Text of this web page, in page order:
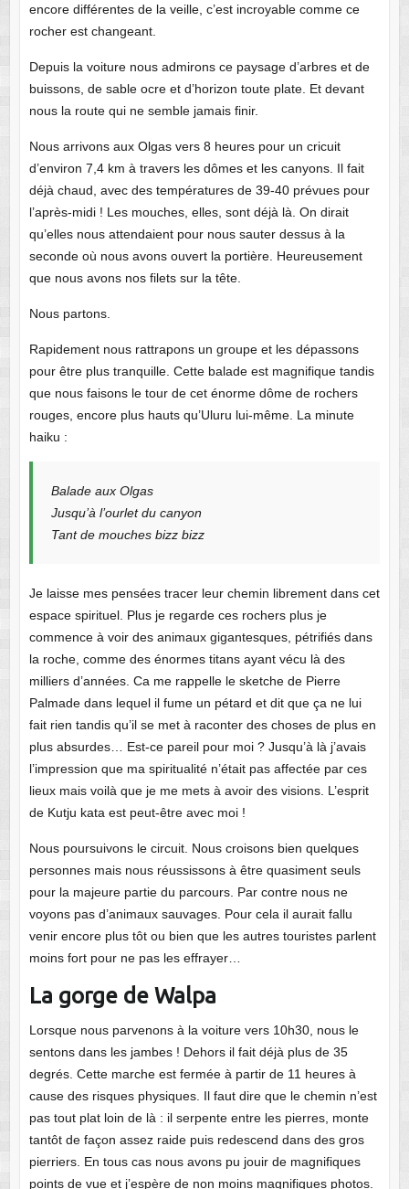
encore différentes de la veille, c’est incroyable comme ce
rocher est changeant.
Depuis la voiture nous admirons ce paysage d’arbres et de
buissons, de sable ocre et d’horizon toute plate. Et devant
nous la route qui ne semble jamais finir.
Nous arrivons aux Olgas vers 8 heures pour un cricuit
d’environ 7,4 km à travers les dômes et les canyons. Il fait
déjà chaud, avec des températures de 39-40 prévues pour
l’après-midi ! Les mouches, elles, sont déjà là. On dirait
qu’elles nous attendaient pour nous sauter dessus à la
seconde où nous avons ouvert la portière. Heureusement
que nous avons nos filets sur la tête.
Nous partons.
Rapidement nous rattrapons un groupe et les dépassons
pour être plus tranquille. Cette balade est magnifique tandis
que nous faisons le tour de cet énorme dôme de rochers
rouges, encore plus hauts qu’Uluru lui-même. La minute
haiku :
Balade aux Olgas
Jusqu’à l’ourlet du canyon
Tant de mouches bizz bizz
Je laisse mes pensées tracer leur chemin librement dans cet
espace spirituel. Plus je regarde ces rochers plus je
commence à voir des animaux gigantesques, pétrifiés dans
la roche, comme des énormes titans ayant vécu là des
milliers d’années. Ca me rappelle le sketche de Pierre
Palmade dans lequel il fume un pétard et dit que ça ne lui
fait rien tandis qu’il se met à raconter des choses de plus en
plus absurdes… Est-ce pareil pour moi ? Jusqu’à là j’avais
l’impression que ma spiritualité n’était pas affectée par ces
lieux mais voilà que je me mets à avoir des visions. L’esprit
de Kutju kata est peut-être avec moi !
Nous poursuivons le circuit. Nous croisons bien quelques
personnes mais nous réussissons à être quasiment seuls
pour la majeure partie du parcours. Par contre nous ne
voyons pas d’animaux sauvages. Pour cela il aurait fallu
venir encore plus tôt ou bien que les autres touristes parlent
moins fort pour ne pas les effrayer…
La gorge de Walpa
Lorsque nous parvenons à la voiture vers 10h30, nous le
sentons dans les jambes ! Dehors il fait déjà plus de 35
degrés. Cette marche est fermée à partir de 11 heures à
cause des risques physiques. Il faut dire que le chemin n’est
pas tout plat loin de là : il serpente entre les pierres, monte
tantôt de façon assez raide puis redescend dans des gros
pierriers. En tous cas nous avons pu jouir de magnifiques
points de vue et j’espère de non moins magnifiques photos.